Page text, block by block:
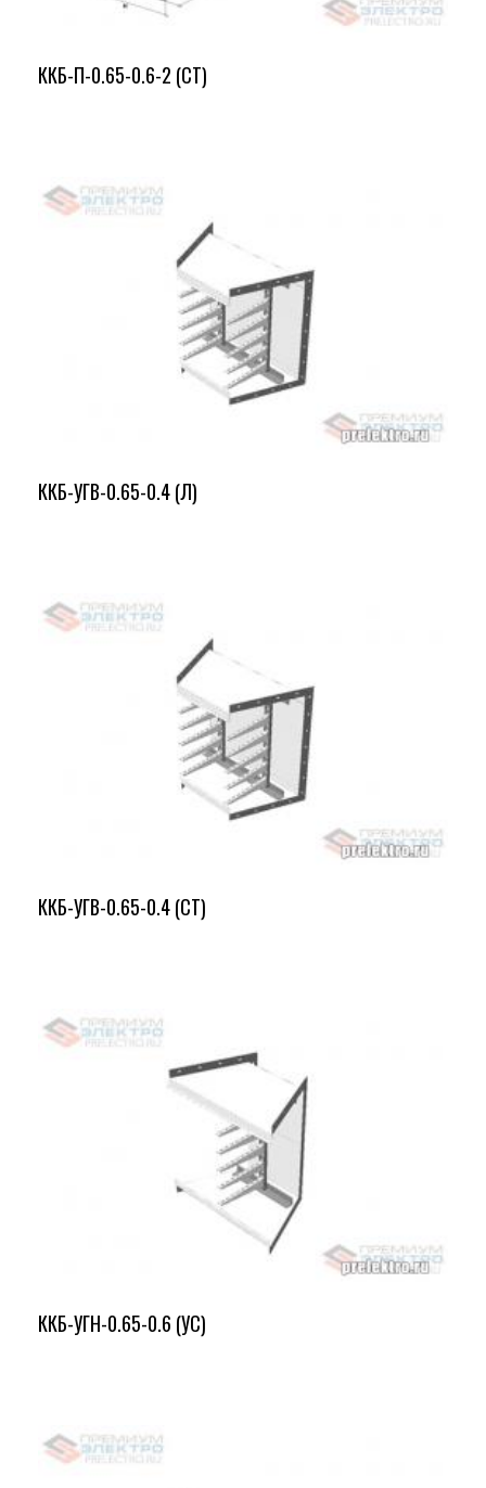
ККБ-П-0.65-0.6-2 (СТ)
ККБ-УГВ-0.65-0.4 (Л)
ККБ-УГВ-0.65-0.4 (СТ)
ККБ-УГН-0.65-0.6 (УС)